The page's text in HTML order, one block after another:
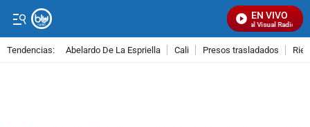
EN VIVO
Señal Visual Radio
Tendencias: Abelardo De La Espriella Cali Presos trasladados